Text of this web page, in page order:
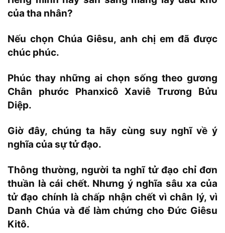
của tha nhân?
Nếu chọn Chúa Giêsu, anh chị em đã được
chúc phúc.
Phúc thay những ai chọn sống theo gương
Chân phước Phanxicô Xaviê Trương Bửu
Diệp.
Giờ đây, chúng ta hãy cùng suy nghĩ về ý
nghĩa của sự tử đạo.
Thông thường, người ta nghĩ tử đạo chỉ đơn
thuần là cái chết. Nhưng ý nghĩa sâu xa của
tử đạo chính là chấp nhận chết vì chân lý, vì
Danh Chúa và để làm chứng cho Đức Giêsu
Kitô.